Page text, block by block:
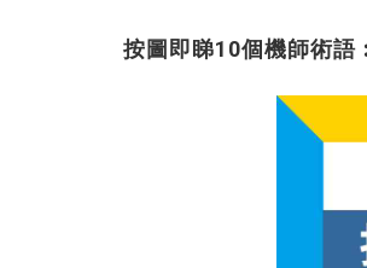
按圖即睇10個機師術語